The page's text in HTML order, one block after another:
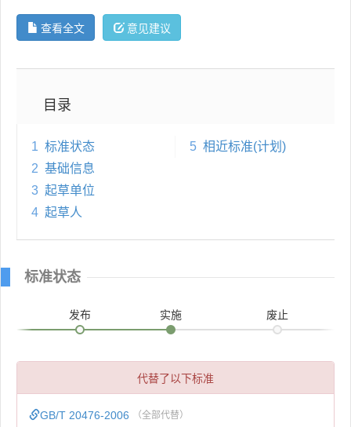
查看全文 意见建议
目录
1 标准状态
2 基础信息
3 起草单位
4 起草人
5 相近标准(计划)
标准状态
发布 实施 废止
代替了以下标准
GB/T 20476-2006 （全部代替）